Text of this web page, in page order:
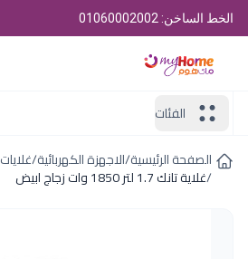
الخط الساخن: 01060002002
الفئات
الصفحة الرئيسية/الاجهزة الكهربائية/غلايات
/غلاية تانك 1.7 لتر 1850 وات زجاج ابيض